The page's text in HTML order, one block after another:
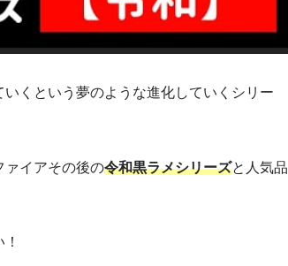
くという夢のような進化していくシリー
ァイアその後の令和黒ラメシリーズと人気品